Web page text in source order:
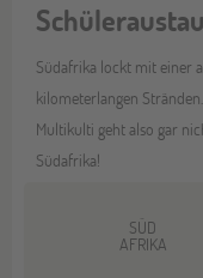
Südafrika lockt mit einer
kilometerlangen
Multikulti geht also gar
Südafrika!
SÜD
AFRIKA